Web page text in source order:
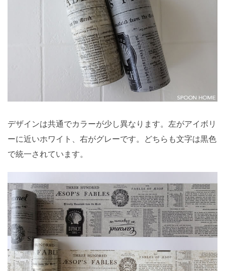
デザインは共通でカラーが少し異なります。左がアイボリ
ーに近いホワイト、右がグレーです。どちらも文字は黒色
で統一されています。